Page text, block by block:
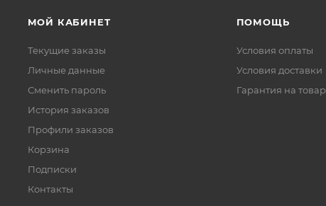
МОЙ КАБИНЕТ
Текущие заказы
Личные данные
Сменить пароль
История заказов
Профили заказов
Корзина
Подписки
Контакты
ПОМОЩЬ
Условия оплаты
Условия доставки
Гарантия на товар